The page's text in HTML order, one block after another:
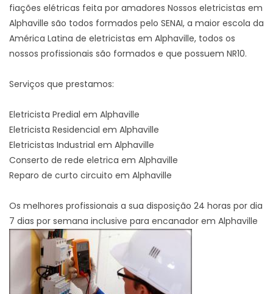
fiações elétricas feita por amadores Nossos eletricistas em
Alphaville são todos formados pelo SENAI, a maior escola da
América Latina de eletricistas em Alphaville, todos os
nossos profissionais são formados e que possuem NR10.
Serviços que prestamos:
Eletricista Predial em Alphaville
Eletricista Residencial em Alphaville
Eletricistas Industrial em Alphaville
Conserto de rede eletrica em Alphaville
Reparo de curto circuito em Alphaville
Os melhores profissionais a sua disposição 24 horas por dia
7 dias por semana inclusive para encanador em Alphaville